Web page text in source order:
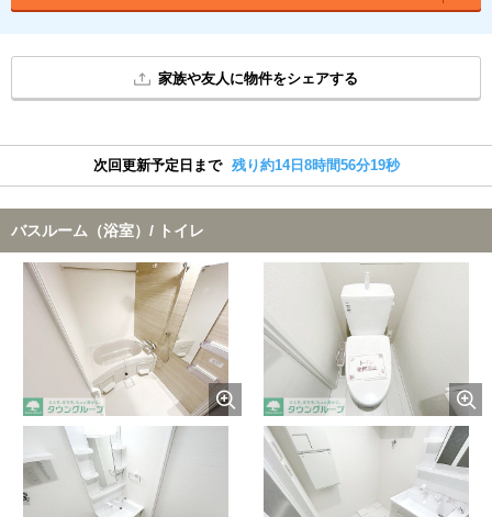
家族や友人に物件をシェアする
次回更新予定日まで 残り約14日8時間56分18秒
バスルーム（浴室）/ トイレ